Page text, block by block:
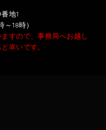
地1
18時）
すので、事務局へお越し
幸いです。